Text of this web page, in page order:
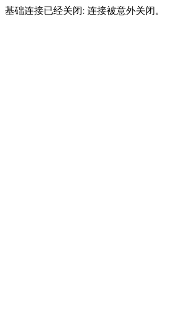
基础连接已经关闭: 连接被意外关闭。